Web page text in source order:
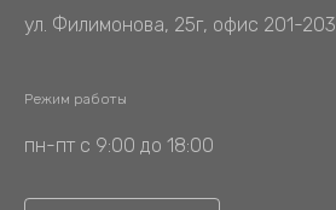
ул. Филимонова, 25г, офис 201-203
Режим работы
пн-пт с 9:00 до 18:00